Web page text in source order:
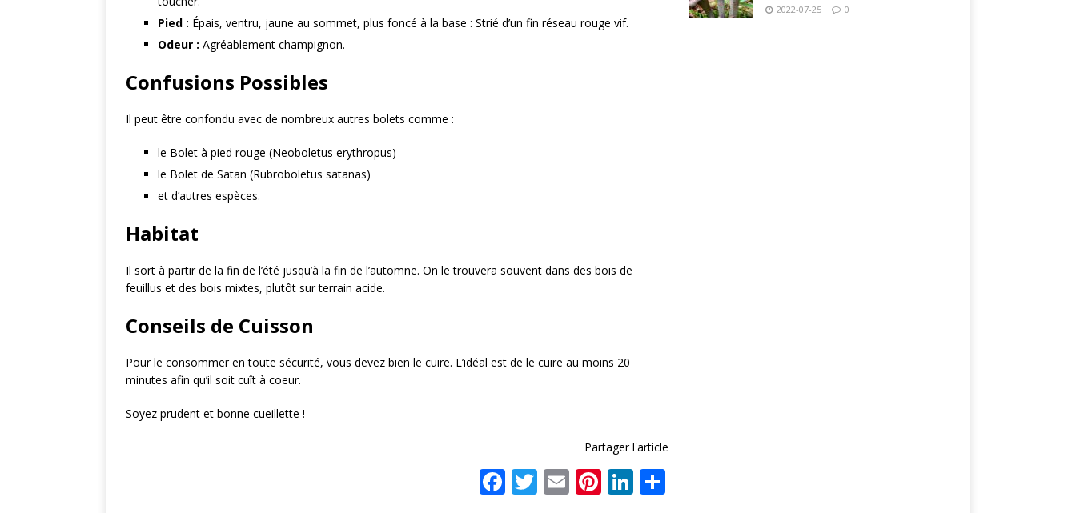
Pied : Épais, ventru, jaune au sommet, plus foncé à la base : Strié d’un fin réseau rouge vif.
Odeur : Agréablement champignon.
Confusions Possibles
Il peut être confondu avec de nombreux autres bolets comme :
le Bolet à pied rouge (Neoboletus erythropus)
le Bolet de Satan (Rubroboletus satanas)
et d’autres espèces.
Habitat
Il sort à partir de la fin de l’été jusqu’à la fin de l’automne. On le trouvera souvent dans des bois de
feuillus et des bois mixtes, plutôt sur terrain acide.
Conseils de Cuisson
Pour le consommer en toute sécurité, vous devez bien le cuire. L’idéal est de le cuire au moins 20
minutes afin qu’il soit cuît à coeur.
Soyez prudent et bonne cueillette !
Partager l'article
F T E Pi Li
2022-07-25 0